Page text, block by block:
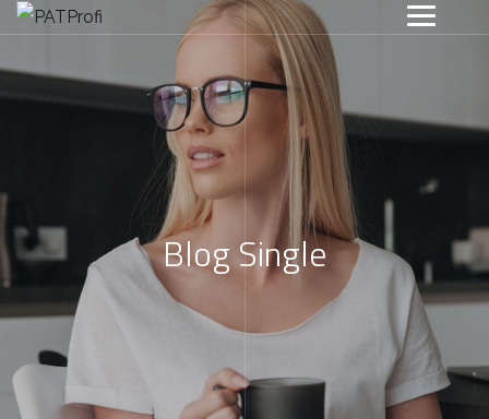
Blog Single